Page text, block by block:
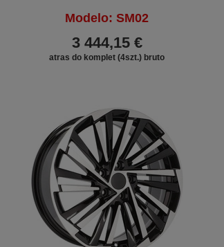
Modelo: SM02
3 444,15 €
atras do komplet (4szt.) bruto